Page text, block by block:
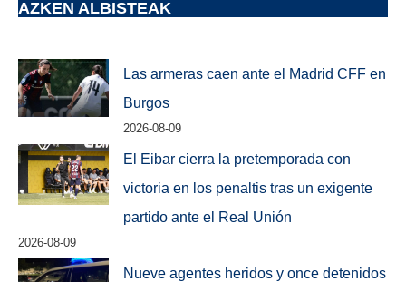
AZKEN ALBISTEAK
Las armeras caen ante el Madrid CFF en
Burgos
2026-08-09
El Eibar cierra la pretemporada con
victoria en los penaltis tras un exigente
partido ante el Real Unión
2026-08-09
Nueve agentes heridos y once detenidos